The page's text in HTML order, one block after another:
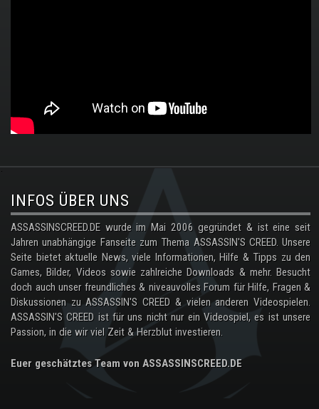
.
INFOS ÜBER UNS
ASSASSINSCREED.DE wurde im Mai 2006 gegründet & ist eine seit
Jahren unabhängige Fanseite zum Thema ASSASSIN'S CREED. Unsere
Seite bietet aktuelle News, viele Informationen, Hilfe & Tipps zu den
Games, Bilder, Videos sowie zahlreiche Downloads & mehr. Besucht
doch auch unser freundliches & niveauvolles Forum für Hilfe, Fragen &
Diskussionen zu ASSASSIN'S CREED & vielen anderen Videospielen.
ASSASSIN'S CREED ist für uns nicht nur ein Videospiel, es ist unsere
Passion, in die wir viel Zeit & Herzblut investieren.
Euer geschätztes Team von ASSASSINSCREED.DE